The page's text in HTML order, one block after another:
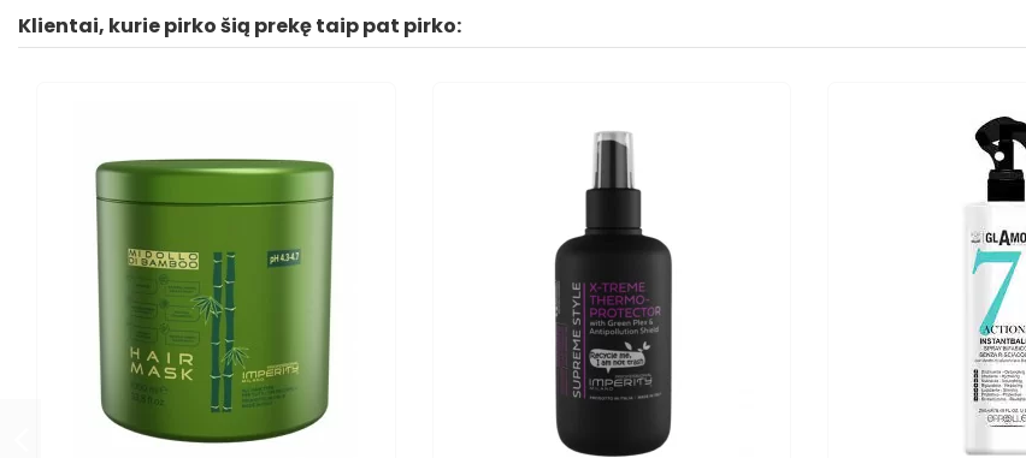
Klientai, kurie pirko šią prekę taip pat pirko: